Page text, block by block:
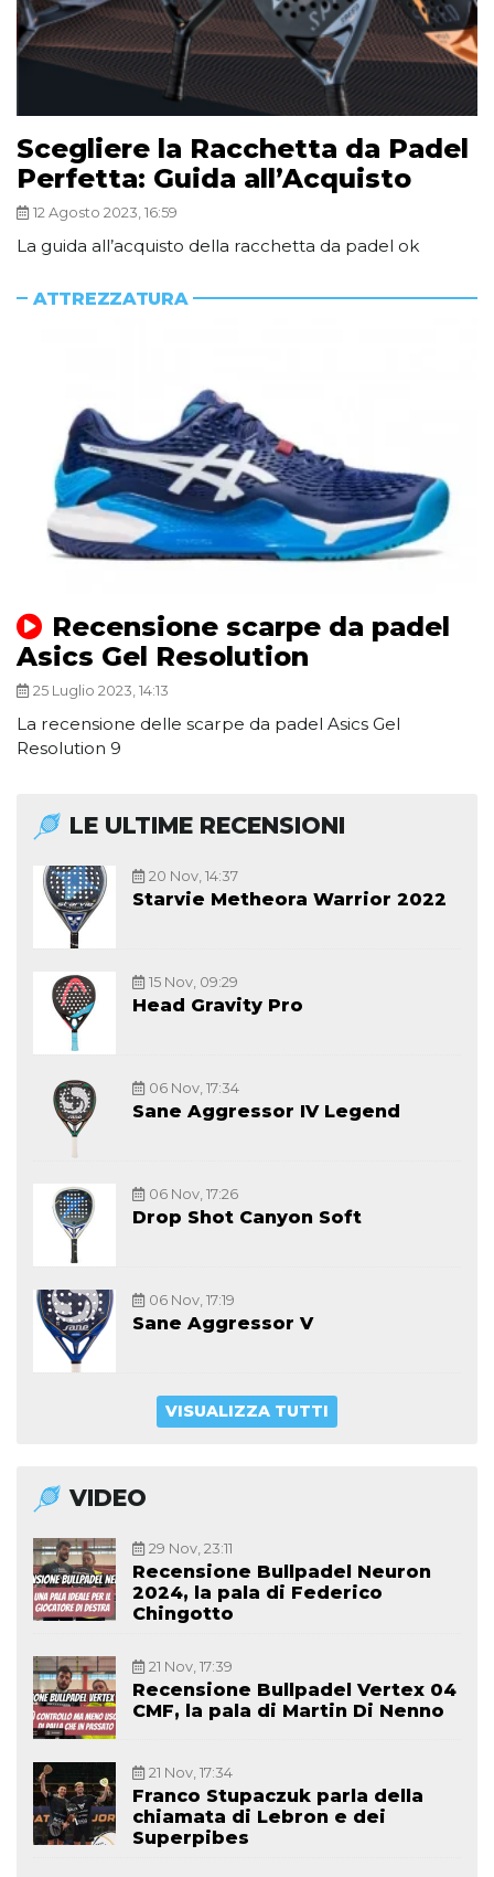
Scegliere la Racchetta da Padel
Perfetta: Guida all’Acquisto
12 Agosto 2023, 16:59
La guida all’acquisto della racchetta da padel ok
ATTREZZATURA
Recensione scarpe da padel
Asics Gel Resolution
25 Luglio 2023, 14:13
La recensione delle scarpe da padel Asics Gel
Resolution 9
LE ULTIME RECENSIONI
20 Nov, 14:37
Starvie Metheora Warrior 2022
15 Nov, 09:29
Head Gravity Pro
06 Nov, 17:34
Sane Aggressor IV Legend
06 Nov, 17:26
Drop Shot Canyon Soft
06 Nov, 17:19
Sane Aggressor V
VISUALIZZA TUTTI
VIDEO
29 Nov, 23:11
Recensione Bullpadel Neuron
2024, la pala di Federico
Chingotto
21 Nov, 17:39
Recensione Bullpadel Vertex 04
CMF, la pala di Martin Di Nenno
21 Nov, 17:34
Franco Stupaczuk parla della
chiamata di Lebron e dei
Superpibes